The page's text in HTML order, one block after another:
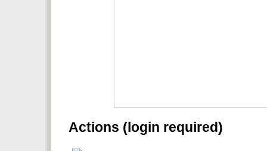
Actions (login required)